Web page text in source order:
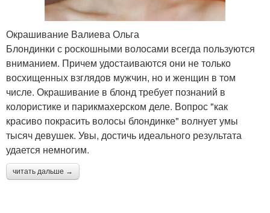
Окрашивание Валиева Ольга
Блондинки с роскошными волосами всегда пользуются
вниманием. Причем удостаиваются они не только
восхищенных взглядов мужчин, но и женщин в том
числе. Окрашивание в блонд требует познаний в
колористике и парикмахерском деле. Вопрос "как
красиво покрасить волосы блондинке" волнует умы
тысяч девушек. Увы, достичь идеального результата
удается немногим.
читать дальше →